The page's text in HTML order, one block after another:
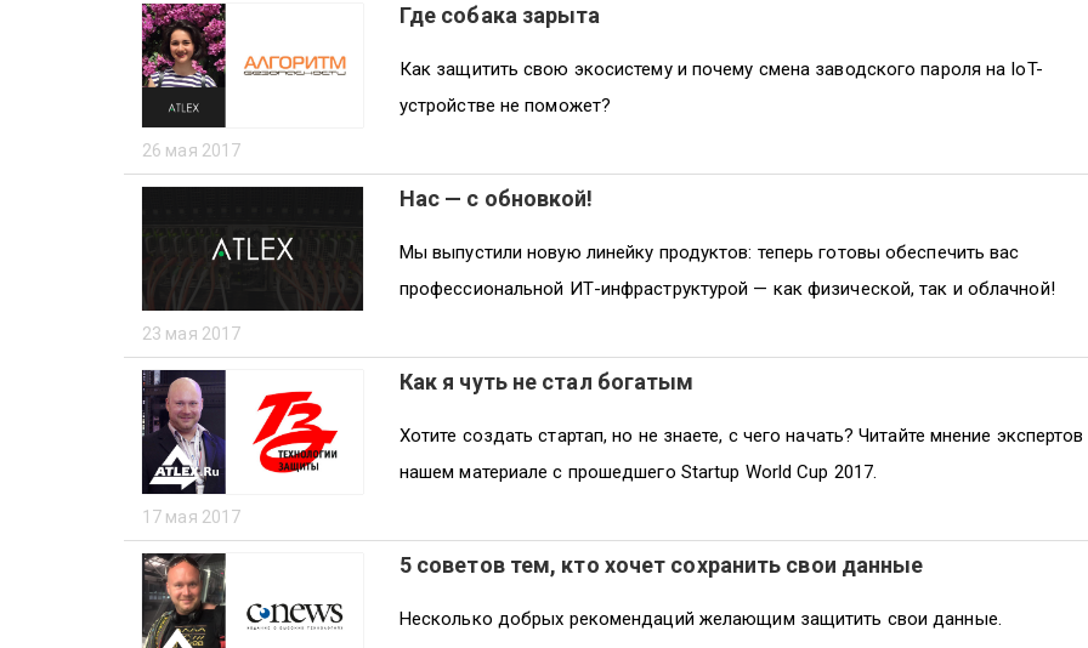
26 мая 2017
Где собака зарыта
Как защитить свою экосистему и почему смена заводского пароля на IoT-
устройстве не поможет?
23 мая 2017
Нас — с обновкой!
Мы выпустили новую линейку продуктов: теперь готовы обеспечить вас
профессиональной ИТ-инфраструктурой — как физической, так и облачной!
17 мая 2017
Как я чуть не стал богатым
Хотите создать стартап, но не знаете, с чего начать? Читайте мнение экспертов
нашем материале с прошедшего Startup World Cup 2017.
5 советов тем, кто хочет сохранить свои данные
Несколько добрых рекомендаций желающим защитить свои данные.